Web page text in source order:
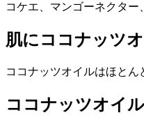
コケエ、マンゴーネクター
肌にココナッツ
ココナッツオイルはほと
ココナッツオイ